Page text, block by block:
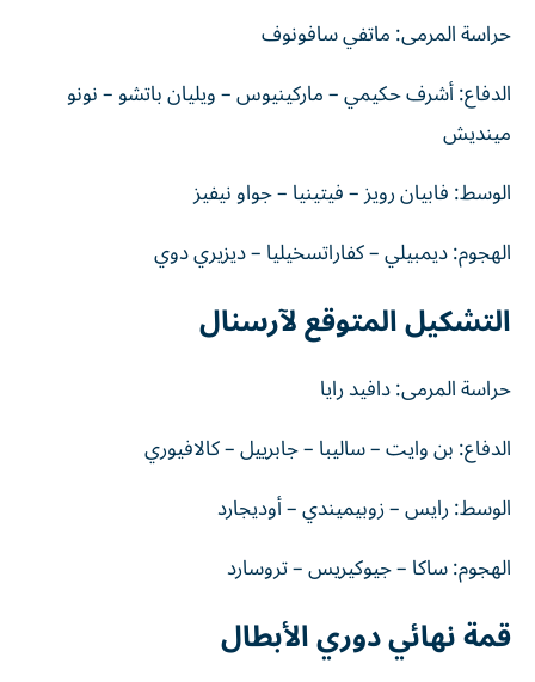
حراسة المرمى: ماتفي سافونوف
الدفاع: أشرف حكيمي – ماركينيوس – ويليان باتشو – نونو
مينديش
الوسط: فابيان رويز – فيتينيا – جواو نيفيز
الهجوم: ديمبيلي – كفاراتسخيليا – ديزيري دوي
التشكيل المتوقع لآرسنال
حراسة المرمى: دافيد رايا
الدفاع: بن وايت – ساليبا – جابرييل – كالافيوري
الوسط: رايس – زوبيميندي – أوديجارد
الهجوم: ساكا – جيوكيريس – تروسارد
قمة نهائي دوري الأبطال